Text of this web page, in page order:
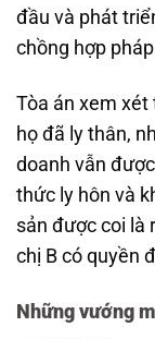
đầu và phát
chồng hợp
Tòa án xem xét
họ đã ly thân,
doanh vẫn
thức ly hôn và
sản được coi là
chị B có quyền
Những vướng